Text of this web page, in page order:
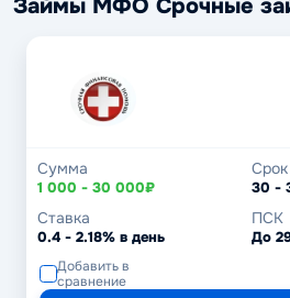
Займы МФО Срочные
Сумма
1 000 - 30 000₽
Срок
30 -
Ставка
0.4 - 2.18% в день
ПСК
До
Добавить в
сравнение